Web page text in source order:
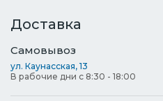
Доставка
Самовывоз
ул. Каунасская, 13
В рабочие дни с 8:30 - 18:00